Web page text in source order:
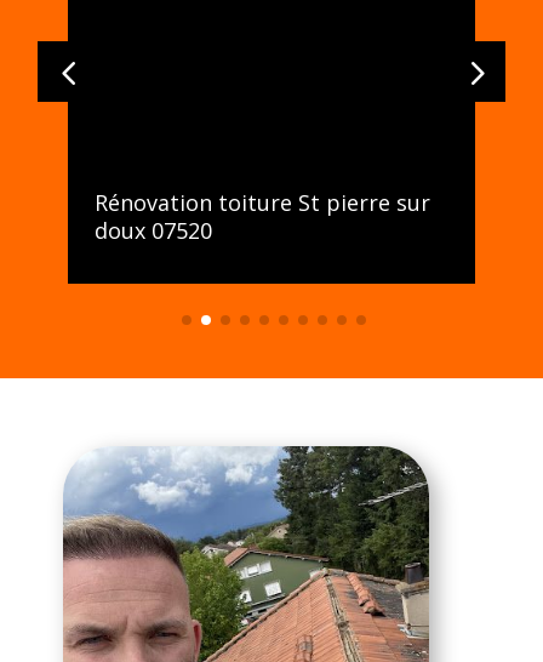
Rénovation toiture St pierre sur
doux 07520